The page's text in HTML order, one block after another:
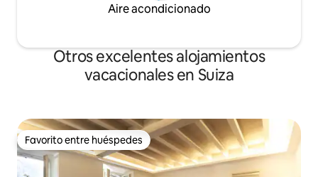
Aire acondicionado
Otros excelentes alojamientos
vacacionales en Suiza
Favorito entre huéspedes
Favorito entre huéspedes